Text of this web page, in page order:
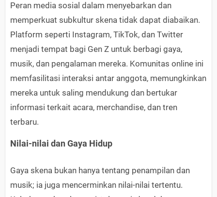
Peran media sosial dalam menyebarkan dan
memperkuat subkultur skena tidak dapat diabaikan.
Platform seperti Instagram, TikTok, dan Twitter
menjadi tempat bagi Gen Z untuk berbagi gaya,
musik, dan pengalaman mereka. Komunitas online ini
memfasilitasi interaksi antar anggota, memungkinkan
mereka untuk saling mendukung dan bertukar
informasi terkait acara, merchandise, dan tren
terbaru.
Nilai-nilai dan Gaya Hidup
Gaya skena bukan hanya tentang penampilan dan
musik; ia juga mencerminkan nilai-nilai tertentu.